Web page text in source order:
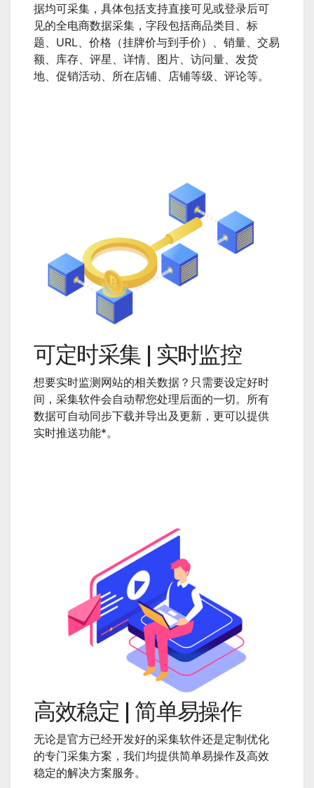
据均可采集，具体包括支持直接可见或登录后可
见的全电商数据采集，字段包括商品类目、标
题、URL、价格（挂牌价与到手价）、销量、交易
额、库存、评星、详情、图片、访问量、发货
地、促销活动、所在店铺、店铺等级、评论等。
可定时采集 | 实时监控
想要实时监测网站的相关数据？只需要设定好时
间，采集软件会自动帮您处理后面的一切。所有
数据可自动同步下载并导出及更新，更可以提供
实时推送功能*。
高效稳定 | 简单易操作
无论是官方已经开发好的采集软件还是定制优化
的专门采集方案，我们均提供简单易操作及高效
稳定的解决方案服务。